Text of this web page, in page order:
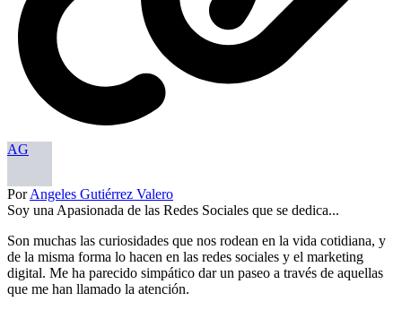
AG
PorAngeles Gutiérrez Valero
Soy una Apasionada de las Redes Sociales que se dedica...
Son muchas las curiosidades que nos rodean en la vida cotidiana, y
de la misma forma lo hacen en las redes sociales y el marketing
digital. Me ha parecido simpático dar un paseo a través de aquellas
que me han llamado la atención.